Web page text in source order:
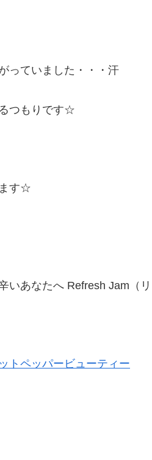
っていました・・・汗
つもりです☆
す☆
あなたへ Refresh Jam（リ
トペッパービューティー